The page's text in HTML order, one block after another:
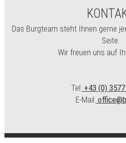
Das Burgteam steht Ihnen gerne
Seite.
Wir freuen uns auf
Tel: +43 (0)
E-Mail: